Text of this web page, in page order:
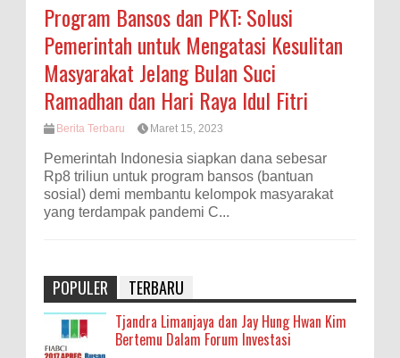
Program Bansos dan PKT: Solusi
Pemerintah untuk Mengatasi Kesulitan
Masyarakat Jelang Bulan Suci
Ramadhan dan Hari Raya Idul Fitri
Berita Terbaru Maret 15, 2023
Pemerintah Indonesia siapkan dana sebesar
Rp8 triliun untuk program bansos (bantuan
sosial) demi membantu kelompok masyarakat
yang terdampak pandemi C...
POPULER TERBARU
Tjandra Limanjaya dan Jay Hung Hwan Kim
Bertemu Dalam Forum Investasi